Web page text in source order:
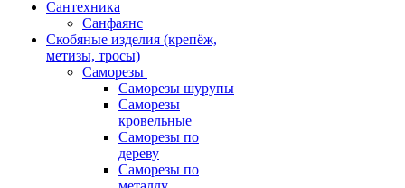
Сантехника
Санфаянс
Скобяные изделия (крепёж,
метизы, тросы)
Саморезы
Саморезы шурупы
Саморезы
кровельные
Саморезы по
дереву
Саморезы по